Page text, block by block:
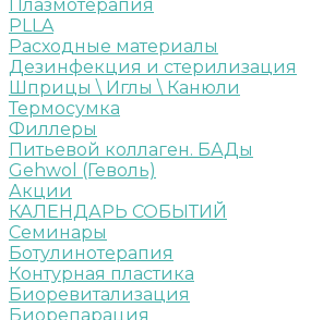
Плазмотерапия
PLLA
Расходные материалы
Дезинфекция и стерилизация
Шприцы \ Иглы \ Канюли
Термосумка
Филлеры
Питьевой коллаген. БАДы
Gehwol (Геволь)
Акции
КАЛЕНДАРЬ СОБЫТИЙ
Семинары
Ботулинотерапия
Контурная пластика
Биоревитализация
Биорепарация